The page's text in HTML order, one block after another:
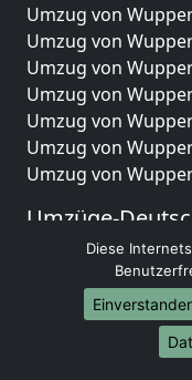
Umzug von
Umzug von
Umzug von
Umzug von
Umzug von
Umzug von
Umzug von
Umzüge-
Umzug von
Umzug von
Umzug von
Umzug von
Umzug von
Diese